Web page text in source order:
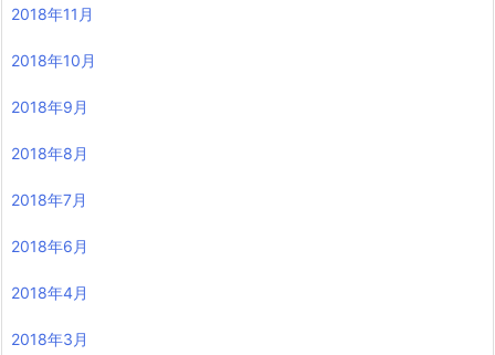
2018年11月
2018年10月
2018年9月
2018年8月
2018年7月
2018年6月
2018年4月
2018年3月